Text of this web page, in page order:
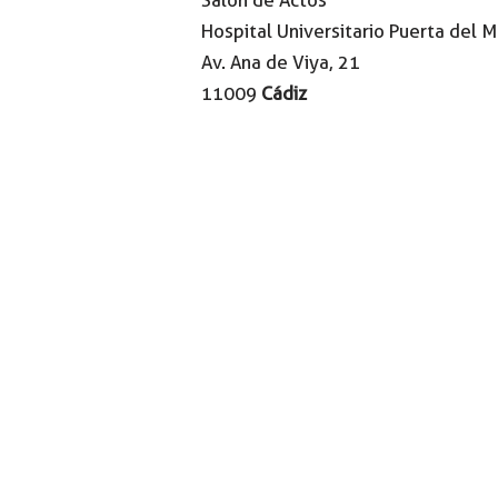
Hospital Universitario Puerta del
Av. Ana de Viya, 21
11009 Cádiz